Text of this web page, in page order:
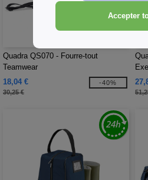
Quadra QS070 - Fourre-tout
Teamwear
18,04 €
30,25 €
-40%
Accepter